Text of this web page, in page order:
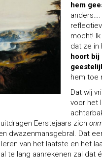
hem
anders….
mocht!
dat ze in
hoort bij
hem toe
Dat wij
voor het
Eerstejaars zich
dwazenmansgebral. Dat
van het laatste en het
te lang aanrekenen zal dat